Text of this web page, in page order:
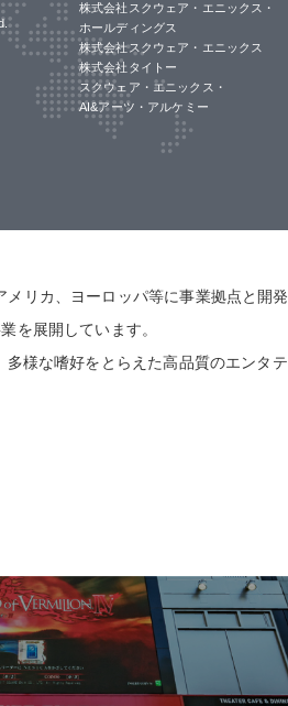
株式会社スクウェア・エニックス・
ホールディングス
株式会社スクウェア・エニックス
株式会社タイトー
スクウェア・エニックス・
AI&アーツ・アルケミー
リカ、ヨーロッパ等に事業拠点と開発
を展開しています。
様な嗜好をとらえた高品質のエンタテ